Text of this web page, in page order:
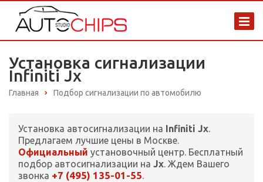
Установка сигнализации
Infiniti Jx
Главная Подбор сигнализации по автомобилю
Установка автосигнализации на Infiniti Jx.
Предлагаем лучшие цены в Москве.
Официальный установочный центр. Бесплатный
подбор автосигнализации на Jx. Ждем Вашего
звонка +7 (495) 135-01-55.